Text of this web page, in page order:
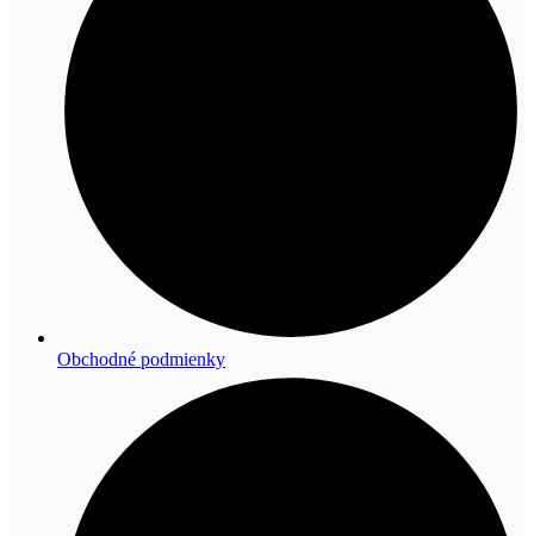
Obchodné podmienky